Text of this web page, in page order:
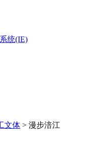
统(IE)
文体 > 漫步涪江